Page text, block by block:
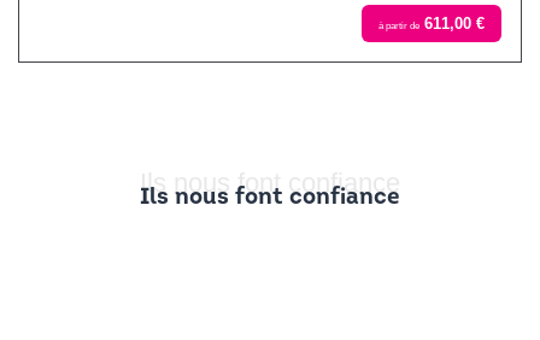
à partir de 611,00 €
Ils nous font confiance
Ils nous font confiance